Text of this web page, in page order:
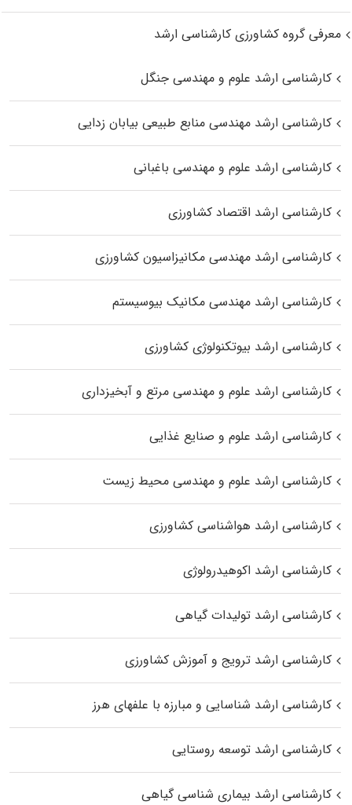
معرفی گروه کشاورزی کارشناسی ارشد
کارشناسی ارشد علوم و مهندسی جنگل
کارشناسی ارشد مهندسی منابع طبیعی بیابان زدایی
کارشناسی ارشد علوم و مهندسی باغبانی
کارشناسی ارشد اقتصاد کشاورزی
کارشناسی ارشد مهندسی مکانیزاسیون کشاورزی
کارشناسی ارشد مهندسی مکانیک بیوسیستم
کارشناسی ارشد بیوتکنولوژی کشاورزی
کارشناسی ارشد علوم و مهندسی مرتع و آبخیزداری
کارشناسی ارشد علوم و صنایع غذایی
کارشناسی ارشد علوم و مهندسی محیط زیست
کارشناسی ارشد هواشناسی کشاورزی
کارشناسی ارشد اکوهیدرولوژی
کارشناسی ارشد تولیدات گیاهی
کارشناسی ارشد ترویج و آموزش کشاورزی
کارشناسی ارشد شناسایی و مبارزه با علفهای هرز
کارشناسی ارشد توسعه روستایی
کارشناسی ارشد بیماری‌ شناسی گیاهی